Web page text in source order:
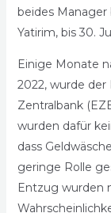
beides
Yatirim, bis 30.
Einige Monate
2022, wurde
Zentralbank
wurden dafür
dass
geringe Rolle
Entzug wurden